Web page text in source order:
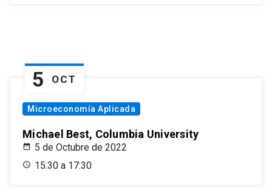
5 OCT
Microeconomía Aplicada
Michael Best, Columbia University
5 de Octubre de 2022
15:30 a 17:30